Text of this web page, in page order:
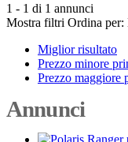
1 - 1 di 1 annunci
Mostra filtri Ordina per:
Miglior risultato
Prezzo minore
Prezzo maggiore
Annunci